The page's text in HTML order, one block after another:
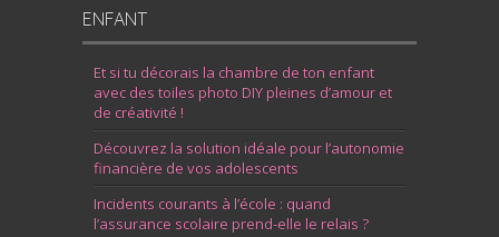
ENFANT
Et si tu décorais la chambre de ton enfant
avec des toiles photo DIY pleines d’amour et
de créativité !
Découvrez la solution idéale pour l’autonomie
financière de vos adolescents
Incidents courants à l’école : quand
l’assurance scolaire prend-elle le relais ?